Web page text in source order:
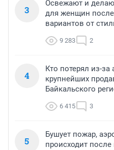
3
Освежают и
для женщин
вариантов от
9 283 2
4
Кто потерял из-
крупнейших
Байкальского
6 415 3
5
Бушует пожар,
происходит